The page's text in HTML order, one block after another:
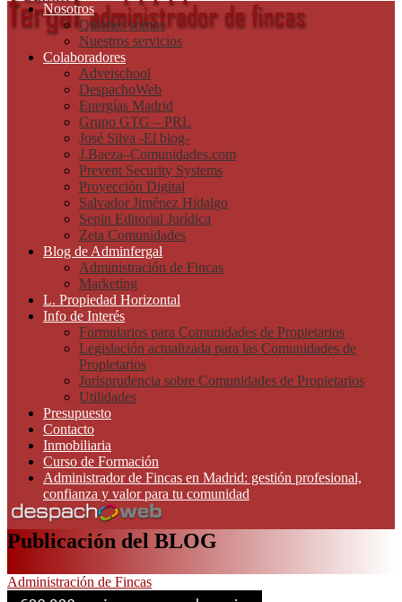
Nosotros
Quienes somos
Nuestros servicios
Colaboradores
Adveischool
DespachoWeb
Energías Madrid
Grupo GTG – PRL
José Silva -El blog-
J.Baeza–Comunidades.com
Prevent Security Systems
Proyección Digital
Salvador Jiménez Hidalgo
Sepin Editorial Jurídica
Zeta Comunidades
Blog de Adminfergal
Administración de Fincas
Marketing
L. Propiedad Horizontal
Info de Interés
Formularios para Comunidades de Propietarios
Legislación actualizada para las Comunidades de
Propietarios
Jurisprudencia sobre Comunidades de Propietarios
Utilidades
Presupuesto
Contacto
Inmobiliaria
Curso de Formación
Administrador de Fincas en Madrid: gestión profesional,
confianza y valor para tu comunidad
Publicación del BLOG
Administración de Fincas